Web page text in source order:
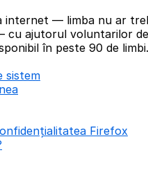
internet — limba nu ar
cu ajutorul voluntarilor
în peste 90 de limbi.
sistem
Firefox